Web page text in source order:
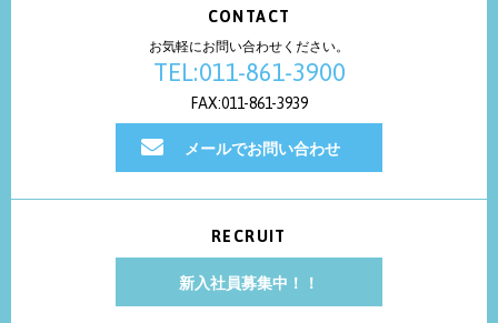
CONTACT
お気軽にお問い合わせください。
TEL:011-861-3900
FAX:011-861-3939
メールでお問い合わせ
RECRUIT
新入社員募集中！！